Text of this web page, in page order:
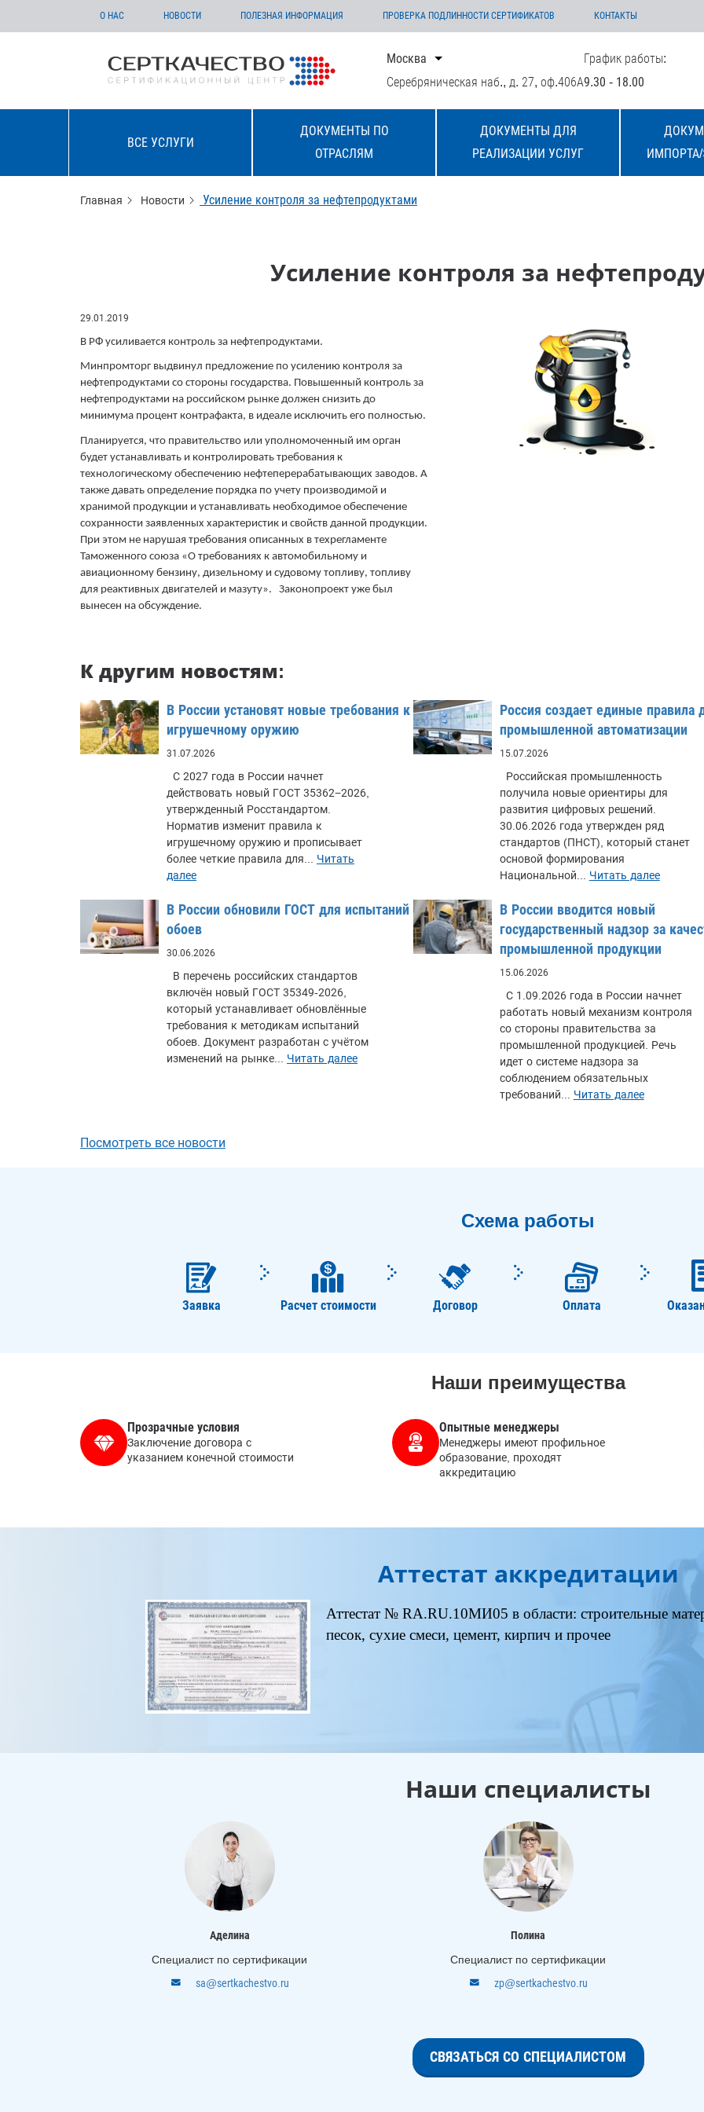
О НАС НОВОСТИ ПОЛЕЗНАЯ ИНФОРМАЦИЯ ПРОВЕРКА ПОДЛИННОСТИ СЕРТИФИКАТОВ КОНТАКТЫ
Москва
Серебряническая наб., д. 27, оф.406А
График работы:
9.30 - 18.00
ВСЕ УСЛУГИ
ДОКУМЕНТЫ ПО
ОТРАСЛЯМ
ДОКУМЕНТЫ ДЛЯ
РЕАЛИЗАЦИИ УСЛУГ
Главная Новости Усиление контроля за нефтепродуктами
Усиление контроля за
29.01.2019
В РФ усиливается контроль за нефтепродуктами.
Минпромторг выдвинул предложение по усилению контроля за
нефтепродуктами со стороны государства. Повышенный контроль за
нефтепродуктами на российском рынке должен снизить до
минимума процент контрафакта, в идеале исключить его полностью.
Планируется, что правительство или уполномоченный им орган
будет устанавливать и контролировать требования к
технологическому обеспечению нефтеперерабатывающих заводов. А
также давать определение порядка по учету производимой и
хранимой продукции и устанавливать необходимое обеспечение
сохранности заявленных характеристик и свойств данной продукции.
При этом не нарушая требования описанных в техрегламенте
Таможенного союза «О требованиях к автомобильному и
авиационному бензину, дизельному и судовому топливу, топливу
для реактивных двигателей и мазуту». Законопроект уже был
вынесен на обсуждение.
К другим новостям:
В России установят новые требования к
игрушечному оружию
31.07.2026
С 2027 года в России начнет
действовать новый ГОСТ 35362−2026,
утвержденный Росстандартом.
Норматив изменит правила к
игрушечному оружию и прописывает
более четкие правила для... Читать
далее
Россия создает единые правила
промышленной автоматизации
15.07.2026
Российская промышленность
получила новые ориентиры для
развития цифровых решений.
30.06.2026 года утвержден ряд
стандартов (ПНСТ), который станет
основой формирования
Национальной... Читать далее
В России обновили ГОСТ для испытаний
обоев
30.06.2026
В перечень российских стандартов
включён новый ГОСТ 35349-2026,
который устанавливает обновлённые
требования к методикам испытаний
обоев. Документ разработан с учётом
изменений на рынке... Читать далее
В России вводится новый
государственный надзор за
промышленной продукции
15.06.2026
С 1.09.2026 года в России начнет
работать новый механизм контроля
со стороны правительства за
промышленной продукцией. Речь
идет о системе надзора за
соблюдением обязательных
требований... Читать далее
Посмотреть все новости
Схема работы
Заявка Расчет стоимости Договор Оплата
Наши преимущества
Прозрачные условия
Заключение договора с
указанием конечной стоимости
Опытные менеджеры
Менеджеры имеют профильное
образование, проходят
аккредитацию
Аттестат аккредитации
Аттестат № RA.RU.10МИ05 в области: строительные
песок, сухие смеси, цемент, кирпич и прочее
Наши специалисты
Аделина
Специалист по сертификации
sa@sertkachestvo.ru
Полина
Специалист по сертификации
zp@sertkachestvo.ru
СВЯЗАТЬСЯ СО СПЕЦИАЛИСТОМ